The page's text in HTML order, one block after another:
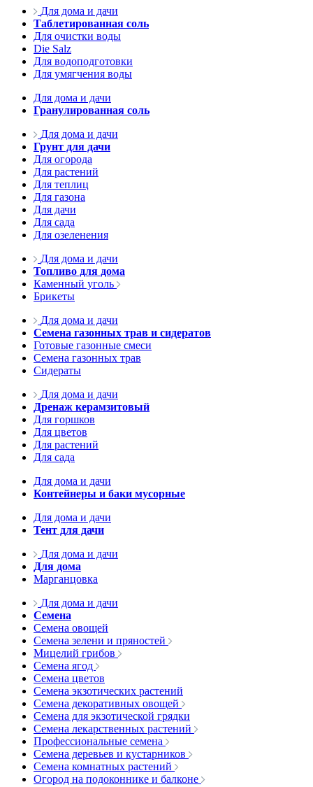
Для дома и дачи
Таблетированная соль
Для очистки воды
Die Salz
Для водоподготовки
Для умягчения воды
Для дома и дачи
Гранулированная соль
Для дома и дачи
Грунт для дачи
Для огорода
Для растений
Для теплиц
Для газона
Для дачи
Для сада
Для озеленения
Для дома и дачи
Топливо для дома
Каменный уголь
Брикеты
Для дома и дачи
Семена газонных трав и сидератов
Готовые газонные смеси
Семена газонных трав
Сидераты
Для дома и дачи
Дренаж керамзитовый
Для горшков
Для цветов
Для растений
Для сада
Для дома и дачи
Контейнеры и баки мусорные
Для дома и дачи
Тент для дачи
Для дома и дачи
Для дома
Марганцовка
Для дома и дачи
Семена
Семена овощей
Семена зелени и пряностей
Мицелий грибов
Семена ягод
Семена цветов
Семена экзотических растений
Семена декоративных овощей
Семена для экзотической грядки
Семена лекарственных растений
Профессиональные семена
Семена деревьев и кустарников
Семена комнатных растений
Огород на подоконнике и балконе